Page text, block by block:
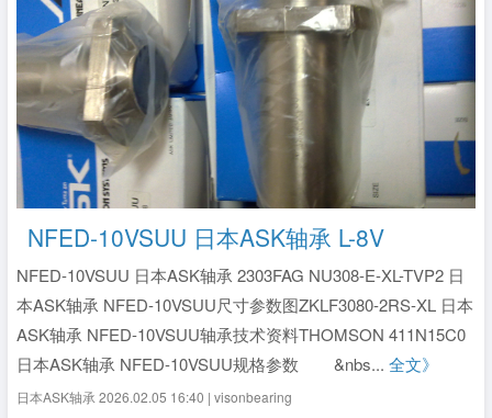
NFED-10VSUU 日本ASK轴承 L-8V
NFED-10VSUU 日本ASK轴承 2303FAG NU308-E-XL-TVP2 日
本ASK轴承 NFED-10VSUU尺寸参数图ZKLF3080-2RS-XL 日本
ASK轴承 NFED-10VSUU轴承技术资料THOMSON 411N15C0
日本ASK轴承 NFED-10VSUU规格参数 &nbs...全文》
日本ASK轴承 2026.02.05 16:40 | visonbearing